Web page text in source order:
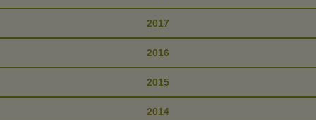
2017
2016
2015
2014